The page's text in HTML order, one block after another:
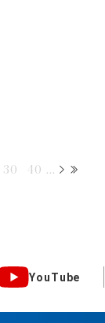
30 40 ...
YouTube